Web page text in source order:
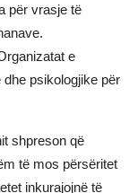
për vrasje të
e
psikologjike për
shpreson që
të mos përsëritet
inkurajojnë të